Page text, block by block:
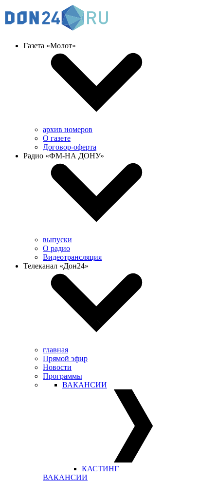
Газета «Молот»
архив номеров
О газете
Договор-оферта
Радио «ФМ-НА ДОНУ»
выпуски
О радио
Видеотрансляция
Телеканал «Дон24»
главная
Прямой эфир
Новости
Программы
ВАКАНСИИ
КАСТИНГ
ВАКАНСИИ